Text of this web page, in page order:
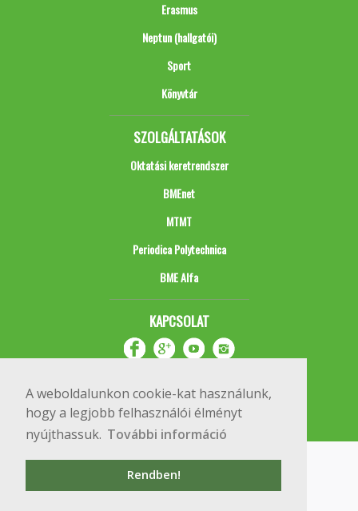
A weboldalunkon cookie-kat használunk,
hogy a legjobb felhasználói élményt
nyújthassuk. További információ
Rendben!
Erasmus
Neptun (hallgatói)
Sport
Könyvtár
SZOLGÁLTATÁSOK
Oktatási keretrendszer
BMEnet
MTMT
Periodica Polytechnica
BME Alfa
KAPCSOLAT
Copyright © 2020 BME Építőmérnöki Kar
1111 Budapest, Műegyetem rkp. 3.